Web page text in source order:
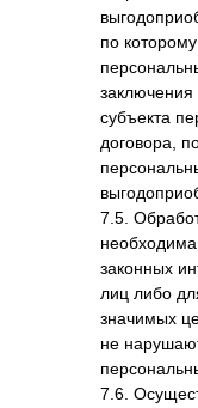
по
заключения
субъекта
договора,
7.5.
законных
лиц либо
значимых
не
7.6.